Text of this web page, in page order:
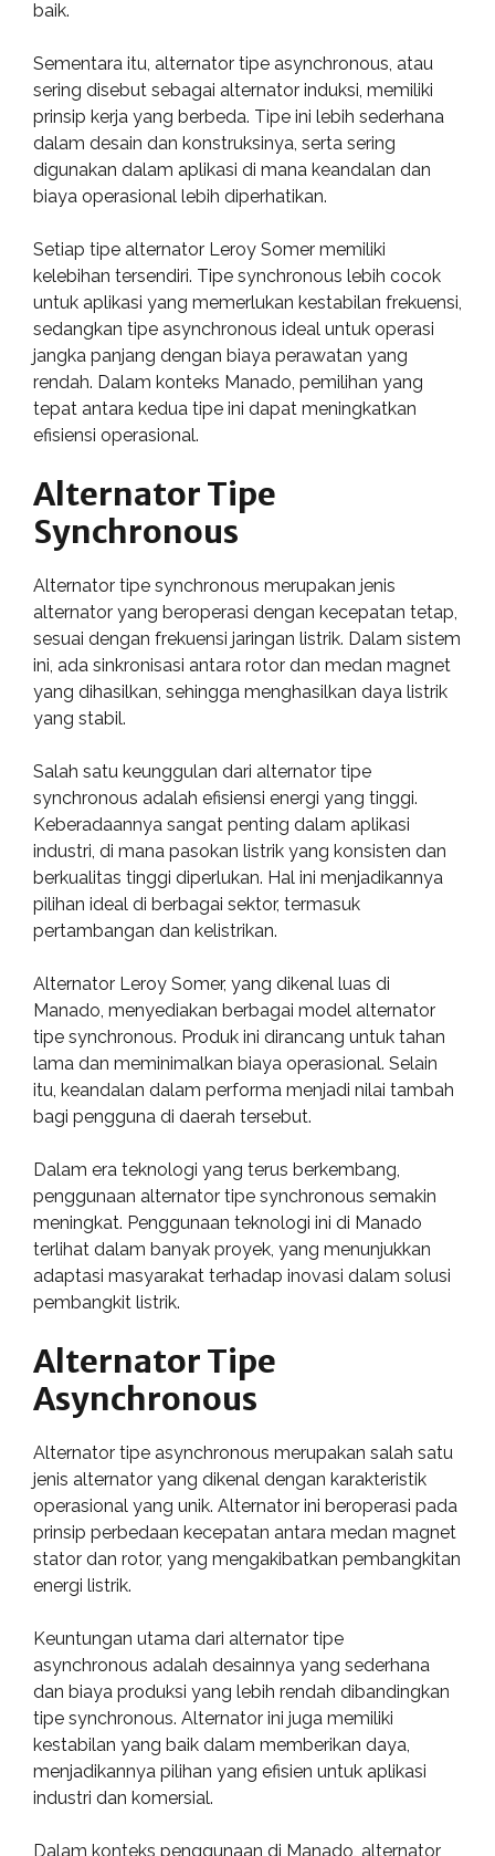
baik.
Sementara itu, alternator tipe asynchronous, atau
sering disebut sebagai alternator induksi, memiliki
prinsip kerja yang berbeda. Tipe ini lebih sederhana
dalam desain dan konstruksinya, serta sering
digunakan dalam aplikasi di mana keandalan dan
biaya operasional lebih diperhatikan.
Setiap tipe alternator Leroy Somer memiliki
kelebihan tersendiri. Tipe synchronous lebih cocok
untuk aplikasi yang memerlukan kestabilan frekuensi,
sedangkan tipe asynchronous ideal untuk operasi
jangka panjang dengan biaya perawatan yang
rendah. Dalam konteks Manado, pemilihan yang
tepat antara kedua tipe ini dapat meningkatkan
efisiensi operasional.
Alternator Tipe
Synchronous
Alternator tipe synchronous merupakan jenis
alternator yang beroperasi dengan kecepatan tetap,
sesuai dengan frekuensi jaringan listrik. Dalam sistem
ini, ada sinkronisasi antara rotor dan medan magnet
yang dihasilkan, sehingga menghasilkan daya listrik
yang stabil.
Salah satu keunggulan dari alternator tipe
synchronous adalah efisiensi energi yang tinggi.
Keberadaannya sangat penting dalam aplikasi
industri, di mana pasokan listrik yang konsisten dan
berkualitas tinggi diperlukan. Hal ini menjadikannya
pilihan ideal di berbagai sektor, termasuk
pertambangan dan kelistrikan.
Alternator Leroy Somer, yang dikenal luas di
Manado, menyediakan berbagai model alternator
tipe synchronous. Produk ini dirancang untuk tahan
lama dan meminimalkan biaya operasional. Selain
itu, keandalan dalam performa menjadi nilai tambah
bagi pengguna di daerah tersebut.
Dalam era teknologi yang terus berkembang,
penggunaan alternator tipe synchronous semakin
meningkat. Penggunaan teknologi ini di Manado
terlihat dalam banyak proyek, yang menunjukkan
adaptasi masyarakat terhadap inovasi dalam solusi
pembangkit listrik.
Alternator Tipe
Asynchronous
Alternator tipe asynchronous merupakan salah satu
jenis alternator yang dikenal dengan karakteristik
operasional yang unik. Alternator ini beroperasi pada
prinsip perbedaan kecepatan antara medan magnet
stator dan rotor, yang mengakibatkan pembangkitan
energi listrik.
Keuntungan utama dari alternator tipe
asynchronous adalah desainnya yang sederhana
dan biaya produksi yang lebih rendah dibandingkan
tipe synchronous. Alternator ini juga memiliki
kestabilan yang baik dalam memberikan daya,
menjadikannya pilihan yang efisien untuk aplikasi
industri dan komersial.
Dalam konteks penggunaan di Manado, alternator